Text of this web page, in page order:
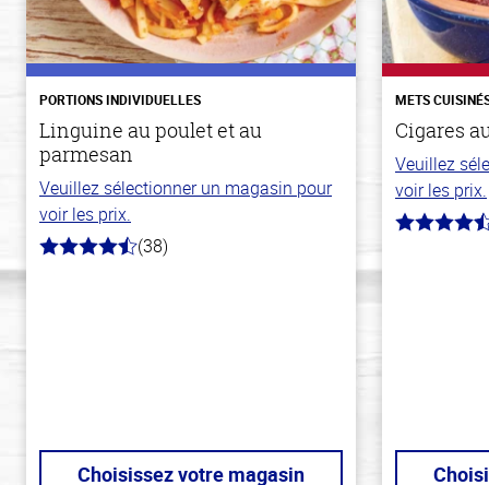
PORTIONS INDIVIDUELLES
Linguine au poulet et au
parmesan
Veuillez sélectionner un magasin pour
voir les prix.
4.1
(38)
Choisissez votre magasin
METS
Cigares
Veuillez
voir les prix.
4.6